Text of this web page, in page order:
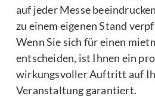
auf jeder Messe
zu einem eigenen Stand
Wenn Sie sich für einen
entscheiden, ist Ihnen ein
wirkungsvoller Auftritt auf
Veranstaltung garantiert.